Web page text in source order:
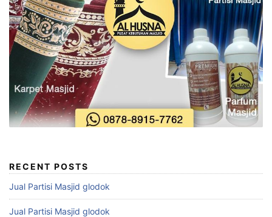
RECENT POSTS
Jual Partisi Masjid glodok
Jual Partisi Masjid glodok